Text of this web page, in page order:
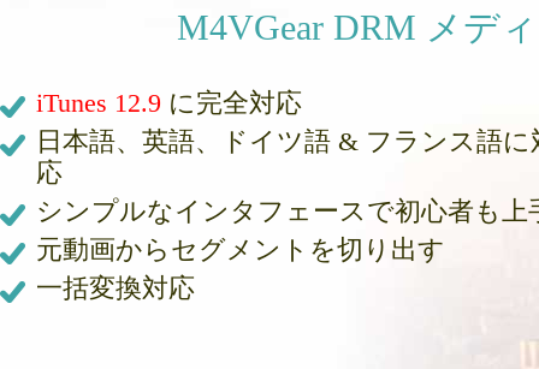
M4VGear DRM メデ
iTunes 12.9 に完全対応
日本語、英語、ドイツ語 & フランス語に
応
シンプルなインタフェースで初心者も上
元動画からセグメントを切り出す
一括変換対応